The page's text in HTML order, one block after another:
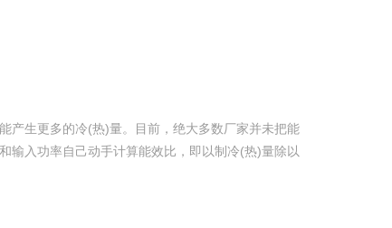
产生更多的冷(热)量。目前，绝大多数厂家并未把能
输入功率自己动手计算能效比，即以制冷(热)量除以